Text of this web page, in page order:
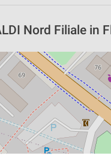
Nord Filiale in